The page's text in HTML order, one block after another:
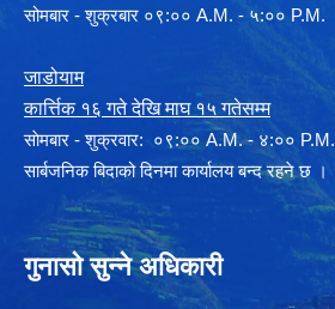
सोमबार - शुक्रबार ०९:०० A.M. - ५:०० P.M.
जाडोयाम
कार्त्तिक १६ गते देखि माघ १५ गतेसम्म
साेमबार - शुक्रवार: ०९:०० A.M. - ४:०० P.M.
सार्बजनिक बिदाको दिनमा कार्यालय बन्द रहने छ ।
गुनासो सुन्ने अधिकारी